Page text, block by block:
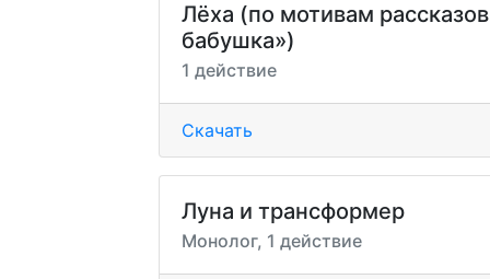
Лёха (по мотивам
бабушка»)
1 действие
Скачать
Луна и трансформер
Монолог, 1 действие